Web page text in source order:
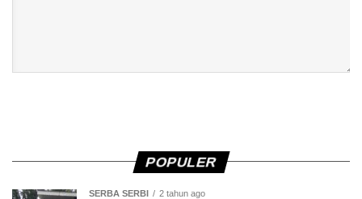
POPULER
SERBA SERBI 2 tahun ago